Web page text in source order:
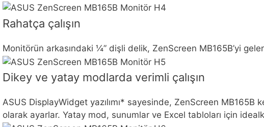
Rahatça çalışın
Monitörün arkasındaki ¼” dişli delik, ZenScreen MB165B’yi
Dikey ve yatay modlarda verimli çalışın
ASUS DisplayWidget yazılımı* sayesinde, ZenScreen
olarak ayarlar. Yatay mod, sunumlar ve Excel tabloları için